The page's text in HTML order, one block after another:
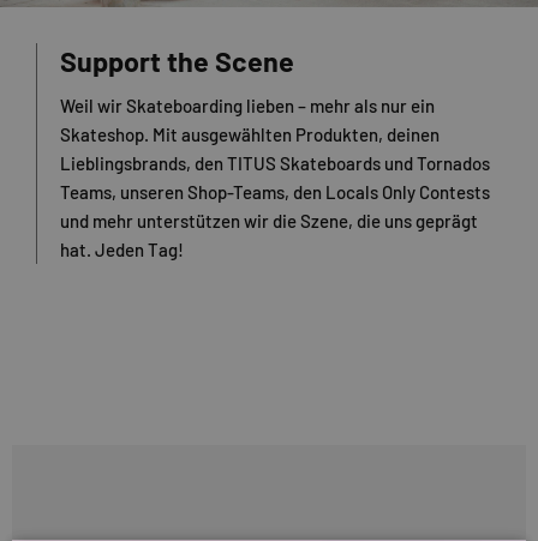
Support the Scene
Weil wir Skateboarding lieben – mehr als nur ein
Skateshop. Mit ausgewählten Produkten, deinen
Lieblingsbrands, den TITUS Skateboards und Tornados
Teams, unseren Shop-Teams, den Locals Only Contests
und mehr unterstützen wir die Szene, die uns geprägt
hat. Jeden Tag!